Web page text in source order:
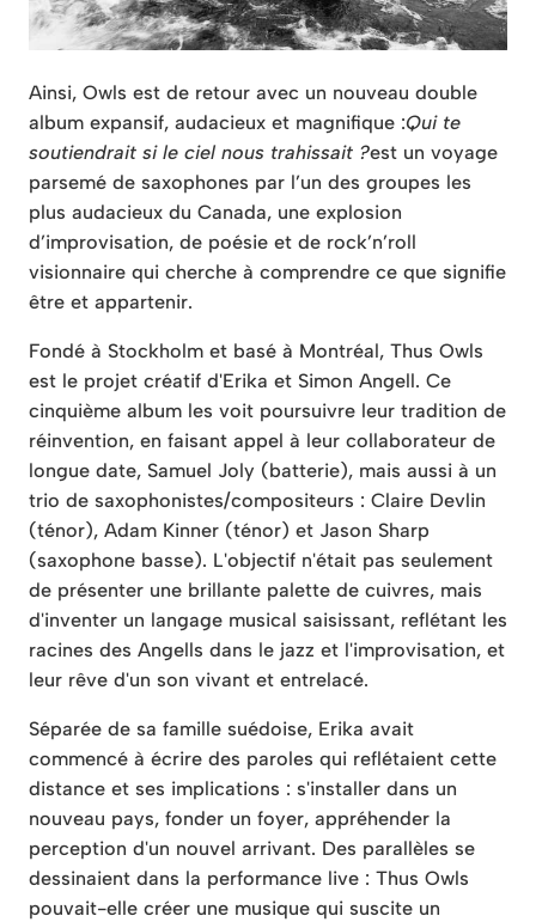
Ainsi, Owls est de retour avec un nouveau double
album expansif, audacieux et magnifique :Qui te
soutiendrait si le ciel nous trahissait ?est un voyage
parsemé de saxophones par l’un des groupes les
plus audacieux du Canada, une explosion
d’improvisation, de poésie et de rock’n’roll
visionnaire qui cherche à comprendre ce que signifie
être et appartenir.
Fondé à Stockholm et basé à Montréal, Thus Owls
est le projet créatif d'Erika et Simon Angell. Ce
cinquième album les voit poursuivre leur tradition de
réinvention, en faisant appel à leur collaborateur de
longue date, Samuel Joly (batterie), mais aussi à un
trio de saxophonistes/compositeurs : Claire Devlin
(ténor), Adam Kinner (ténor) et Jason Sharp
(saxophone basse). L'objectif n'était pas seulement
de présenter une brillante palette de cuivres, mais
d'inventer un langage musical saisissant, reflétant les
racines des Angells dans le jazz et l'improvisation, et
leur rêve d'un son vivant et entrelacé.
Séparée de sa famille suédoise, Erika avait
commencé à écrire des paroles qui reflétaient cette
distance et ses implications : s'installer dans un
nouveau pays, fonder un foyer, appréhender la
perception d'un nouvel arrivant. Des parallèles se
dessinaient dans la performance live : Thus Owls
pouvait-elle créer une musique qui suscite un